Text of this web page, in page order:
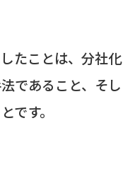
たことは、分社化
であること、そし
です。